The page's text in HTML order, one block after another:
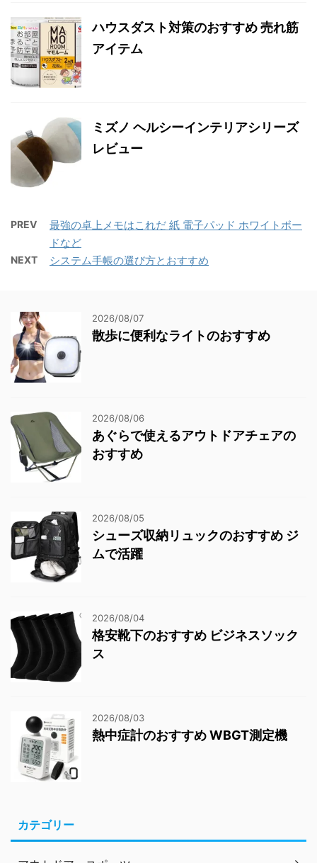
ハウスダスト対策のおすすめ 売れ筋
アイテム
ミズノ ヘルシーインテリアシリーズ
レビュー
PREV
最強の卓上メモはこれだ 紙 電子パッド ホワイトボー
ドなど
NEXT システム手帳の選び方とおすすめ
2026/08/07
散歩に便利なライトのおすすめ
2026/08/06
あぐらで使えるアウトドアチェアの
おすすめ
2026/08/05
シューズ収納リュックのおすすめ ジ
ムで活躍
2026/08/04
格安靴下のおすすめ ビジネスソック
ス
2026/08/03
熱中症計のおすすめ WBGT測定機
カテゴリー